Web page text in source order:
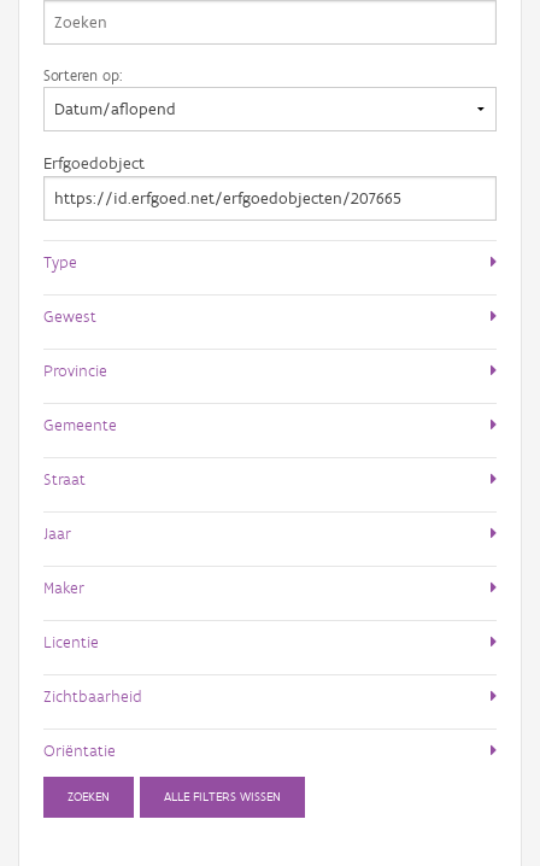
Sorteren op:
Erfgoedobject
Type
Gewest
Provincie
Gemeente
Straat
Jaar
Maker
Licentie
Zichtbaarheid
Oriëntatie
ZOEKEN ALLE FILTERS WISSEN